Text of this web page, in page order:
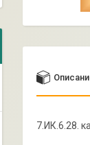
7.ИК.6.28.